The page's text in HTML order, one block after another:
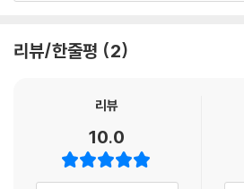
긴 겨울이 지나고 어느 날 아침, 잠에서 깬 참
거예요. 잎사귀 한 장 없던 벚나무는 어여쁜
아와 머리를 조아렸어요. 맛있는 버찌를 먹고
은 참새가 어떻게 해야 할지 독자에게 물으며
리뷰/한줄평 2
리뷰
10.0